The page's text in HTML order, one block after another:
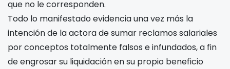
que no le corresponden.
Todo lo manifestado evidencia una vez más la
intención de la actora de sumar reclamos salariales
por conceptos totalmente falsos e infundados, a fin
de engrosar su liquidación en su propio beneficio